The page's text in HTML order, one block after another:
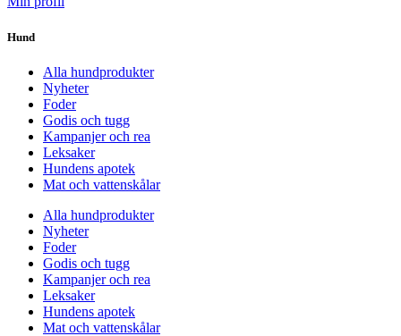
Hund
Alla hundprodukter
Nyheter
Foder
Godis och tugg
Kampanjer och rea
Leksaker
Hundens apotek
Mat och vattenskålar
Alla hundprodukter
Nyheter
Foder
Godis och tugg
Kampanjer och rea
Leksaker
Hundens apotek
Mat och vattenskålar